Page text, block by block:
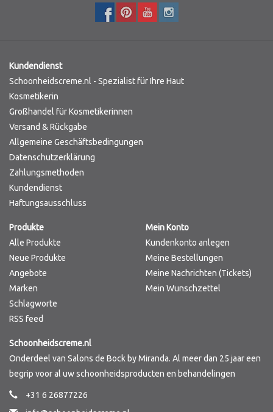
Kundendienst
Schoonheidscreme.nl - Spezialist für Ihre Haut
Kosmetikerin
Großhandel für Kosmetikerinnen
Versand & Rückgabe
Allgemeine Geschäftsbedingungen
Datenschutzerklärung
Zahlungsmethoden
Kundendienst
Haftungsausschluss
Produkte
Alle Produkte
Neue Produkte
Angebote
Marken
Schlagworte
RSS feed
Mein Konto
Kundenkonto anlegen
Meine Bestellungen
Meine Nachrichten (Tickets)
Mein Wunschzettel
Schoonheidscreme.nl
Onderdeel van Salons de Bock by Miranda. Al meer dan 25 jaar een
begrip voor al uw schoonheidsproducten en behandelingen
+31 6 26877226